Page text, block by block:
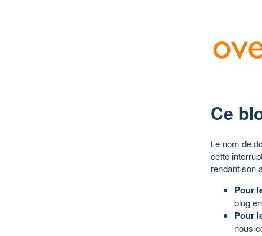
Ce
Le nom de
cette
rendant son
Pour
blog
Pour
nous